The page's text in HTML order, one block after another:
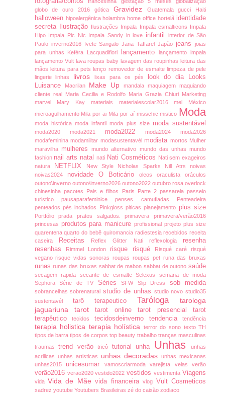
globo de ouro 2016 gótica Gravidez Guatemalagucci Haiti
halloween hipoalergênicaholambrahome officehortelã identidade
secreta
Ilustração Ilustrações Impala Impala esmalticons Impala
Hipo Impala Pic Nic Impala Sandy in love infantil interior de São
Paulo inverno2016 Ivete SangaloJana TaffarelJapão jeansjoias
para unhas Keféra Lacquadifiori lançamentolançamento impala
lançamento Vult lava roupas babylavagem das roupinhasleitura das
mãosleitura para petslenço removedor de esmaltelimpeza de pele
lingerielinhas livroslixas para os pés look do dia
Looks
Luisance
Macrilan Make Upmandalamaquiagemmaquiando
cliente real Maria Cecilia e Rodolfo Maria Grazia Chiuri Marketing
marvel Mary Kay materiais materialescolar2016mel México
microagulhamento Mila por ai Mila por aí misschicmistico Moda
moda histórica moda infantilmoda plus size moda sustentável
moda2020 moda2021 moda2022moda2024moda2026
modafemininamodamilitar modasustentavél modista mortos Mulher
maravilha mulheresmundo alternativo mundo das unhasmundo
fashion nail arts natal nati Nati Cosméticos Nati sem exageiros
natura
NETFLIX New Style Nicholas Sparks Nill Atrsnoivas
noivas2024
novidade O Boticáriooleosoraculistaoráculos
outono\inverno outono\inverno2026 outono2022 outubro rosaoverlock
chinesinha pacotes Pais e filhos Paris Parte 2passarelapasseio
turistico pausaparafeminicepenses camufladas Penteadeira
penteados pés inchados Pinkglosspiticasplanejamento plus size
Portfóliopradapratos salgados.primaveraprimavera/verão2016
princesas produtos para manicureprofissionalprojeto plus size
quarentenaquarto do bebê quiromancia radiestesiarecebidosreceita
caseira
Receitas Reflex Glitter Nati reflexologia resenha
resenhas
Rimmel London risque risqué Risqué carérisqué
veganorisque vidas sonoras roupas roupas pet runa das bruxas
runasrunas das bruxas sabbat de mabon sabbat de outonosaúde
secagem rapida secante de esmalteSelexussemana de moda
SephoraSérie de TV SériesSFW Slip Dress sob medida
sobrancelhassobrenaturalstudio de unhas studio novostudio35
sustentavél tarô terapeutico Tarólogatarologa
jaguariunatarottarot onlinetarot presencialtarot
terapêuticotecidos tecidosdeinverno tendenciatendência
terapia holistica terapia holística terror do sono textoTH
tipos de barratipos de corpostop beauty trabalho tranças masculinas
traumastrend verãotricô tutorialunha Unhasunhas
acrilicas unhas artisticas unhas decoradasunhas mexicanas
unhas2015unicesumar vamoscriarmodavarejista velasverão
verão2016 verao2020vestido2022vestidosvestimentaViagens
vidaVida de Mãevida financeiravlog Vult Cosmeticos
xadrez youtube Youtubers Brasileiras zé do caixão zodiaco